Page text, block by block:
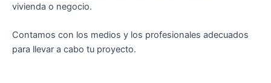
vivienda o negocio.
Contamos con los medios y los profesionales adecuados
para llevar a cabo tu proyecto.